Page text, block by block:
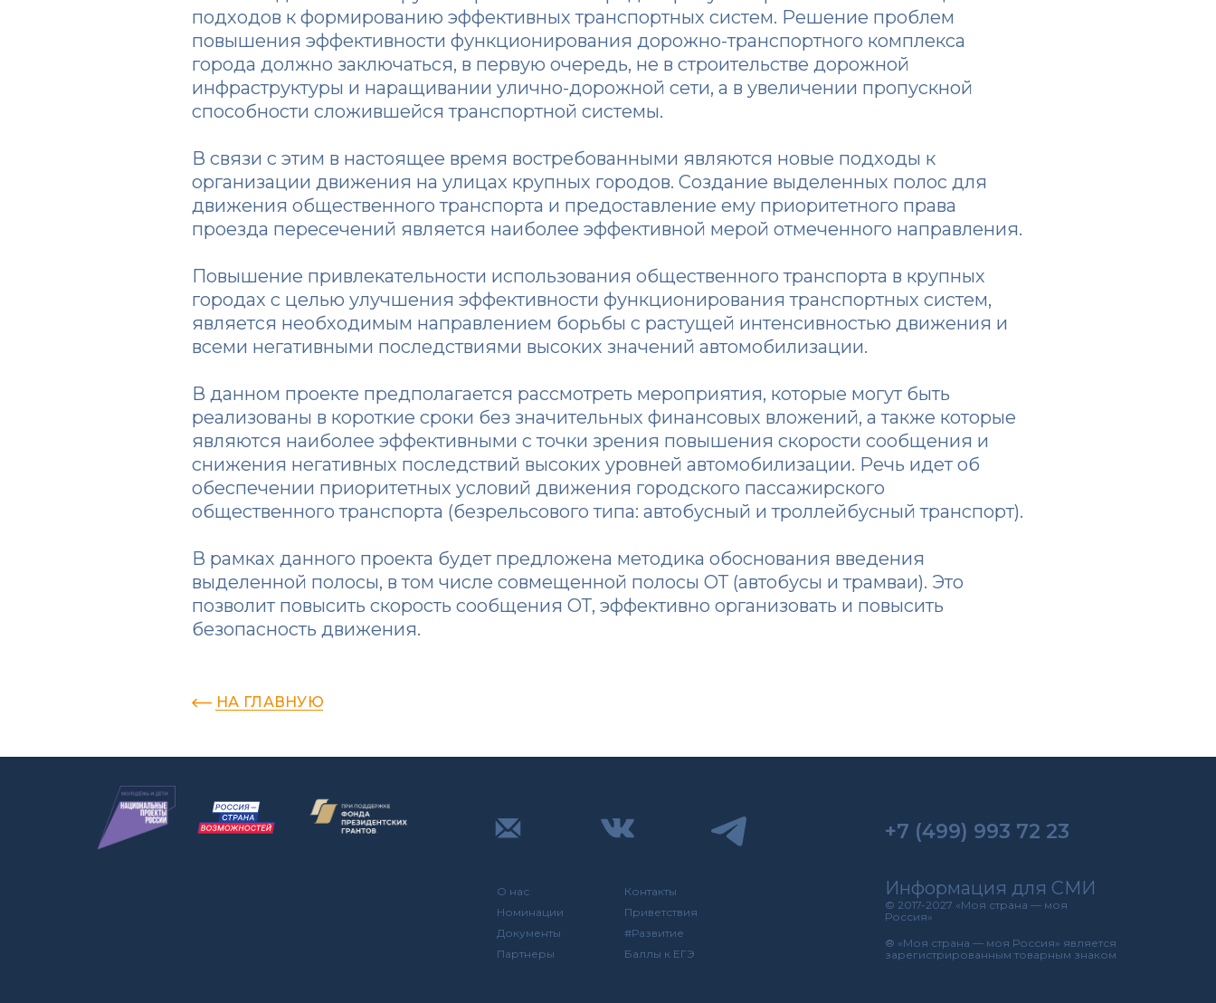
подходов к формированию эффективных транспортных систем. Решение проблем
повышения эффективности функционирования дорожно-транспортного комплекса
города должно заключаться, в первую очередь, не в строительстве дорожной
инфраструктуры и наращивании улично-дорожной сети, а в увеличении пропускной
способности сложившейся транспортной системы.
В связи с этим в настоящее время востребованными являются новые подходы к
организации движения на улицах крупных городов. Создание выделенных полос для
движения общественного транспорта и предоставление ему приоритетного права
проезда пересечений является наиболее эффективной мерой отмеченного направления.
Повышение привлекательности использования общественного транспорта в крупных
городах с целью улучшения эффективности функционирования транспортных систем,
является необходимым направлением борьбы с растущей интенсивностью движения и
всеми негативными последствиями высоких значений автомобилизации.
В данном проекте предполагается рассмотреть мероприятия, которые могут быть
реализованы в короткие сроки без значительных финансовых вложений, а также которые
являются наиболее эффективными с точки зрения повышения скорости сообщения и
снижения негативных последствий высоких уровней автомобилизации. Речь идет об
обеспечении приоритетных условий движения городского пассажирского
общественного транспорта (безрельсового типа: автобусный и троллейбусный транспорт).
В рамках данного проекта будет предложена методика обоснования введения
выделенной полосы, в том числе совмещенной полосы ОТ (автобусы и трамваи). Это
позволит повысить скорость сообщения ОТ, эффективно организовать и повысить
безопасность движения.
НА ГЛАВНУЮ
О нас
Номинации
Документы
Партнеры
Контакты
Приветствия
#Развитие
Баллы к ЕГЭ
+7 (499) 993 72 23
Информация для СМИ
© 2017-2027 «Моя страна — моя
Россия»
® «Моя страна — моя Россия» является
зарегистрированным товарным знаком